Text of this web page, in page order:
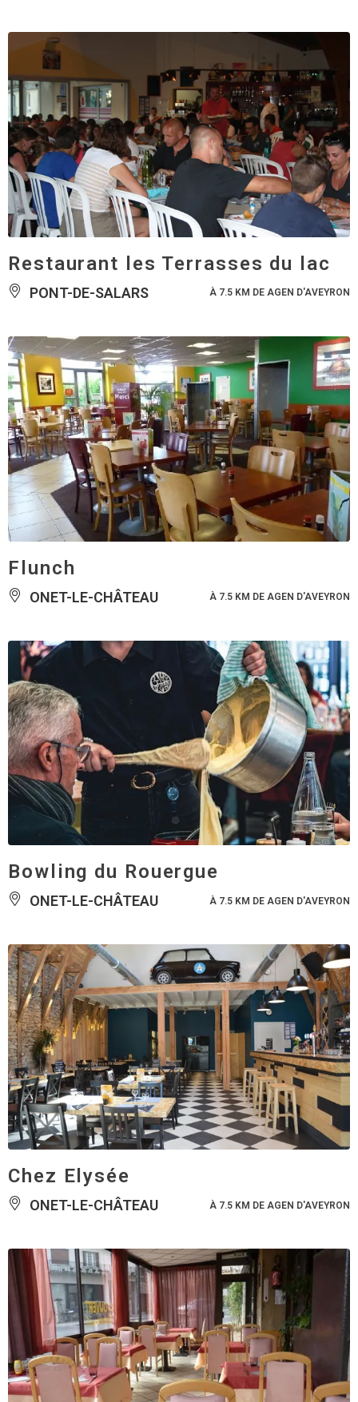
Restaurant les Terrasses du lac
PONT-DE-SALARS À 7.5 KM DE AGEN D'AVEYRON
Flunch
ONET-LE-CHÂTEAU À 7.5 KM DE AGEN D'AVEYRON
Bowling du Rouergue
ONET-LE-CHÂTEAU À 7.5 KM DE AGEN D'AVEYRON
Chez Elysée
ONET-LE-CHÂTEAU À 7.5 KM DE AGEN D'AVEYRON